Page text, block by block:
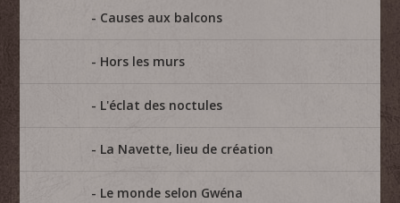
Causes aux balcons
Hors les murs
L'éclat des noctules
La Navette, lieu de création
Le monde selon Gwéna